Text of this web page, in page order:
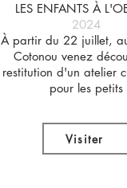
LES ENFANTS À
2024
À partir du 22 juillet,
Cotonou venez
restitution d'un atelier
pour les petits
Visiter